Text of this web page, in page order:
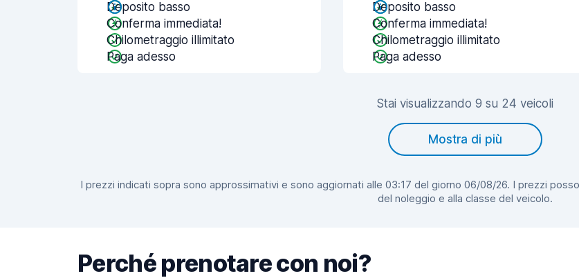
Deposito basso
Conferma immediata!
Chilometraggio illimitato
Paga adesso
Deposito basso
Conferma immediata!
Chilometraggio illimitato
Paga adesso
Stai visualizzando 9 su 24 veicoli
Mostra di più
I prezzi indicati sopra sono approssimativi e sono aggiornati alle 03:17 del giorno 06/08/26. I prezzi
del noleggio e alla classe del veicolo.
Perché prenotare con noi?